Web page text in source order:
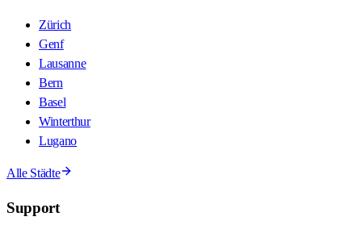
Zürich
Genf
Lausanne
Bern
Basel
Winterthur
Lugano
Alle Städte
Support